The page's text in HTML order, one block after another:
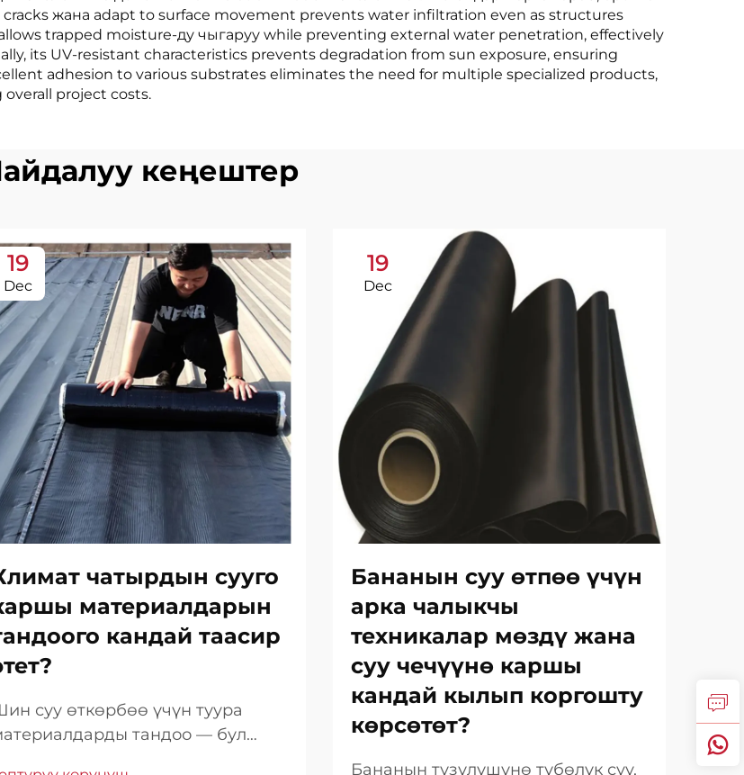
жана adapt to surface movement prevents water infiltration even as structures
trapped moisture-ду чыгаруу while preventing external water penetration, effectively
its UV-resistant characteristics prevents degradation from sun exposure, ensuring
adhesion to various substrates eliminates the need for multiple specialized products,
project costs.
кеңештер
19
Dec
чатырдын сууго
материалдарын
кандай таасир
суу өткөрбөө үчүн туура
тандоо — бул
19
Dec
Бананын суу өтпөө үчүн
арка чалыкчы
техникалар мөздү жана
суу чечүүнө каршы
кандай кылып коргошту
көрсөтөт?
Бананын түзүлүшүнө түбөлүк суу,